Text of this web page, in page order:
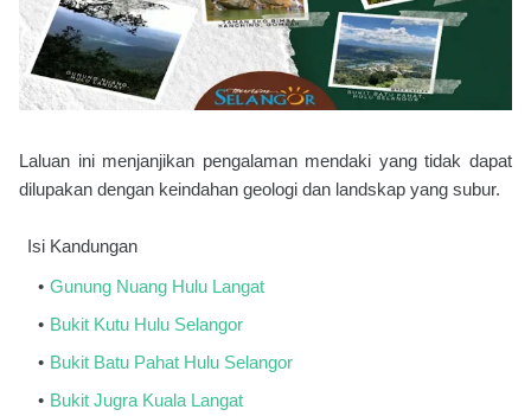
Laluan ini menjanjikan pengalaman mendaki yang tidak dapat
dilupakan dengan keindahan geologi dan landskap yang subur.
Isi Kandungan
Gunung Nuang Hulu Langat
Bukit Kutu Hulu Selangor
Bukit Batu Pahat Hulu Selangor
Bukit Jugra Kuala Langat